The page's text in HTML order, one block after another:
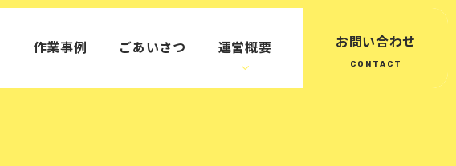
作業事例 ごあいさつ 運営概要 お問い合わせ